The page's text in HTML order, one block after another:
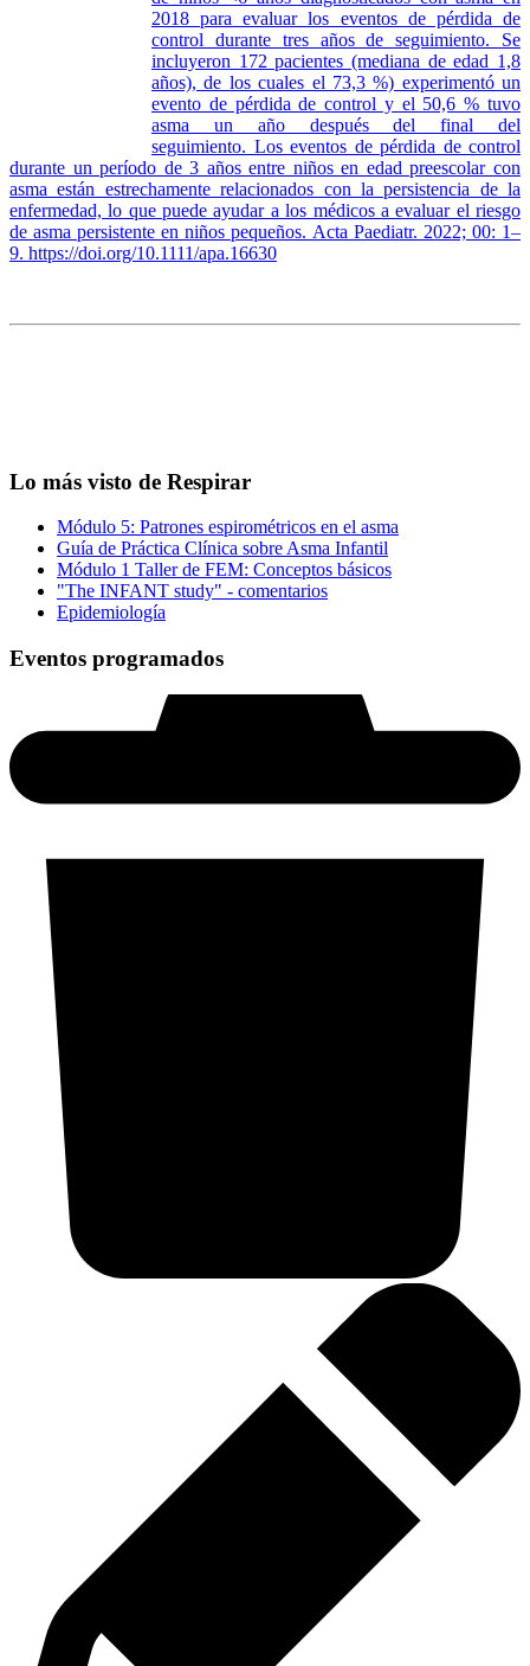
2018 para evaluar los eventos de pérdida de
control durante tres años de seguimiento. Se
incluyeron 172 pacientes (mediana de edad 1,8
años), de los cuales el 73,3 %) experimentó un
evento de pérdida de control y el 50,6 % tuvo
asma un año después del final del
seguimiento. Los eventos de pérdida de control
durante un período de 3 años entre niños en edad preescolar con
asma están estrechamente relacionados con la persistencia de la
enfermedad, lo que puede ayudar a los médicos a evaluar el riesgo
de asma persistente en niños pequeños. Acta Paediatr. 2022; 00: 1–
9. https://doi.org/10.1111/apa.16630
Lo más visto de Respirar
Módulo 5: Patrones espirométricos en el asma
Guía de Práctica Clínica sobre Asma Infantil
Módulo 1 Taller de FEM: Conceptos básicos
"The INFANT study" - comentarios
Epidemiología
Eventos programados